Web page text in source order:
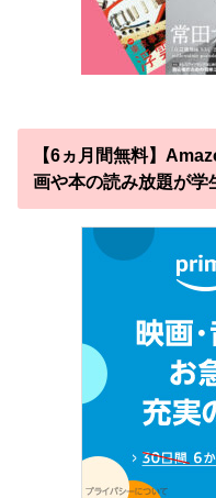
【6ヵ月間無料】
画や本の読み放題が学